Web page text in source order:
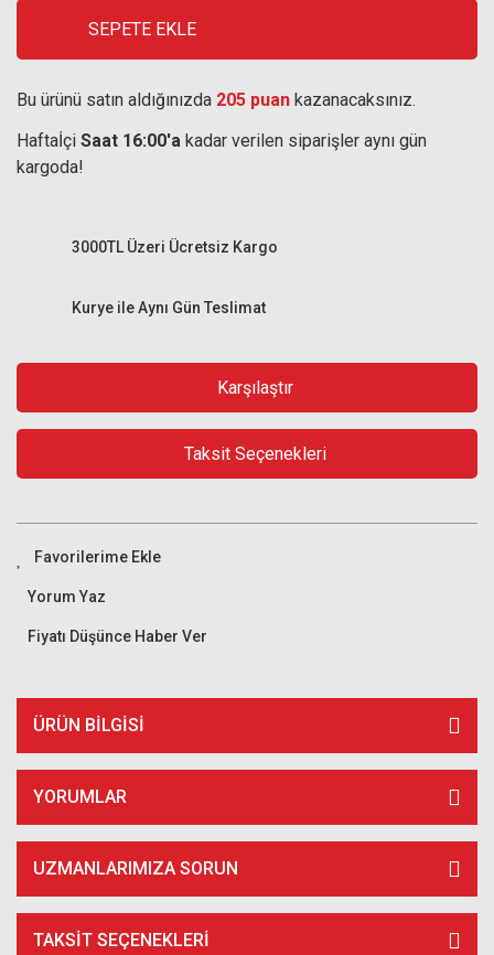
SEPETE EKLE
Bu ürünü satın aldığınızda 205 puan kazanacaksınız.
Haftaİçi Saat 16:00'a kadar verilen siparişler aynı gün
kargoda!
Kurye ile Aynı Gün Teslimat
3000TL Üzeri Ücretsiz Kargo
Karşılaştır
Taksit Seçenekleri
Yorum Yaz
Fiyatı Düşünce Haber Ver
ÜRÜN BILGISI
YORUMLAR
UZMANLARIMIZA SORUN
TAKSIT SEÇENEKLERI